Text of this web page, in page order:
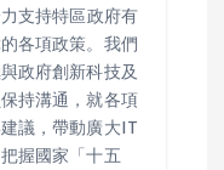
支持特區政府有
各項政策。我們
政府創新科技及
持溝通，就各項
議，帶動廣大IT
握國家「十五